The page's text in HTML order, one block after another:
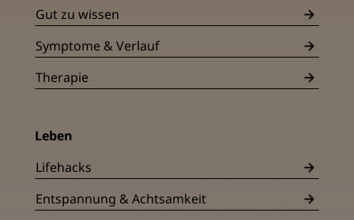
Gut zu wissen
Symptome & Verlauf
Therapie
Leben
Lifehacks
Entspannung & Achtsamkeit